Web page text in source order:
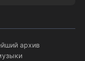
архив